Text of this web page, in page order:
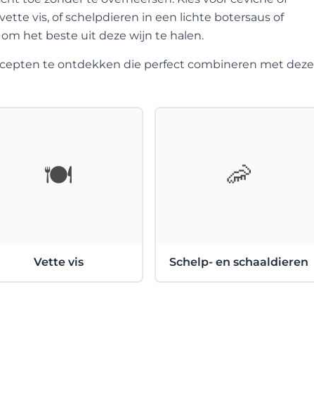
van zijn wijnen; het is een glycerische cépage,
op grote hoogte, is deze druif in staat tot ware
in de tijd waarborgt. Treixadura is vergelijkbaar
capaciteiten.
vis, of schelpdieren in een lichte botersaus of
het beste uit deze wijn te halen.
te ontdekken die perfect combineren met deze
🍽️
Vette vis
🦐
Schelp- en schaaldieren